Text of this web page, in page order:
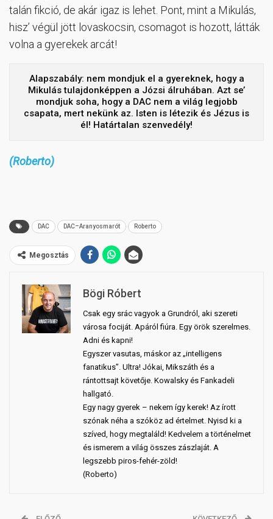
talán fikció, de akár igaz is lehet. Pont, mint a Mikulás,
hisz’ végül jött lovaskocsin, csomagot is hozott, látták
volna a gyerekek arcát!
Alapszabály: nem mondjuk el a gyereknek, hogy a
Mikulás tulajdonképpen a Józsi álruhában. Azt se’
mondjuk soha, hogy a DAC nem a világ legjobb
csapata, mert nekünk az. Isten is létezik és Jézus is
él! Határtalan szenvedély!
(Roberto)
DAC DAC–Aranyosmarót Roberto
Megosztás
Bögi Róbert
Csak egy srác vagyok a Grundról, aki szereti
városa fociját. Apáról fiúra. Egy örök szerelmes.
Adni és kapni!
Egyszer vasutas, máskor az „intelligens
fanatikus”. Ultra! Jókai, Mikszáth és a
rántottsajt követője. Kowalsky és Fankadeli
hallgató.
Egy nagy gyerek – nekem így kerek! Az írott
szónak néha a szóköz ad értelmet. Nyisd ki a
szíved, hogy megtaláld! Kedvelem a történelmet
és ismerem a világ összes zászlaját. A
legszebb piros-fehér-zöld!
(Roberto)